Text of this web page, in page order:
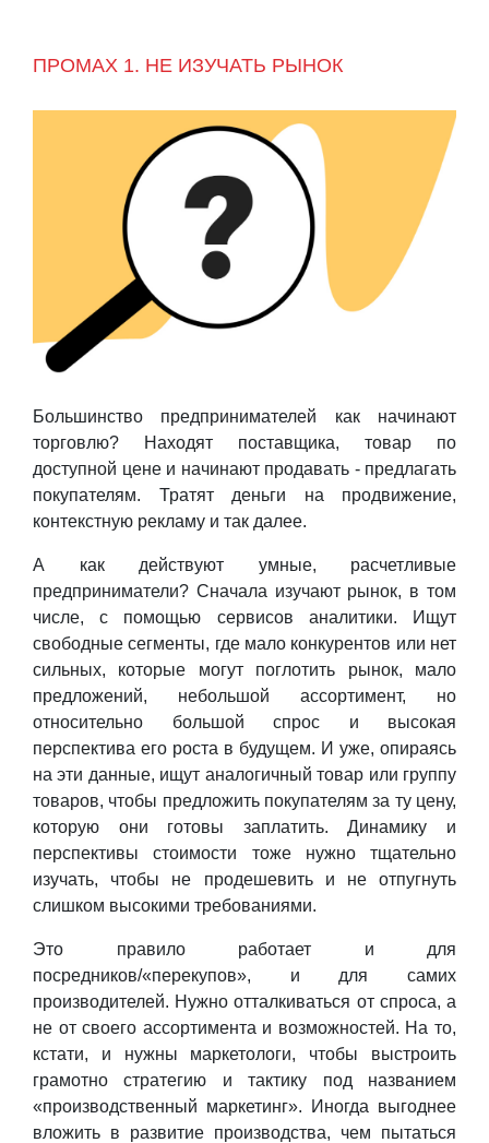
ПРОМАХ 1. НЕ ИЗУЧАТЬ РЫНОК
Большинство предпринимателей как начинают
торговлю? Находят поставщика, товар по
доступной цене и начинают продавать - предлагать
покупателям. Тратят деньги на продвижение,
контекстную рекламу и так далее.
А как действуют умные, расчетливые
предприниматели? Сначала изучают рынок, в том
числе, с помощью сервисов аналитики. Ищут
свободные сегменты, где мало конкурентов или нет
сильных, которые могут поглотить рынок, мало
предложений, небольшой ассортимент, но
относительно большой спрос и высокая
перспектива его роста в будущем. И уже, опираясь
на эти данные, ищут аналогичный товар или группу
товаров, чтобы предложить покупателям за ту цену,
которую они готовы заплатить. Динамику и
перспективы стоимости тоже нужно тщательно
изучать, чтобы не продешевить и не отпугнуть
слишком высокими требованиями.
Это правило работает и для
посредников/«перекупов», и для самих
производителей. Нужно отталкиваться от спроса, а
не от своего ассортимента и возможностей. На то,
кстати, и нужны маркетологи, чтобы выстроить
грамотно стратегию и тактику под названием
«производственный маркетинг». Иногда выгоднее
вложить в развитие производства, чем пытаться